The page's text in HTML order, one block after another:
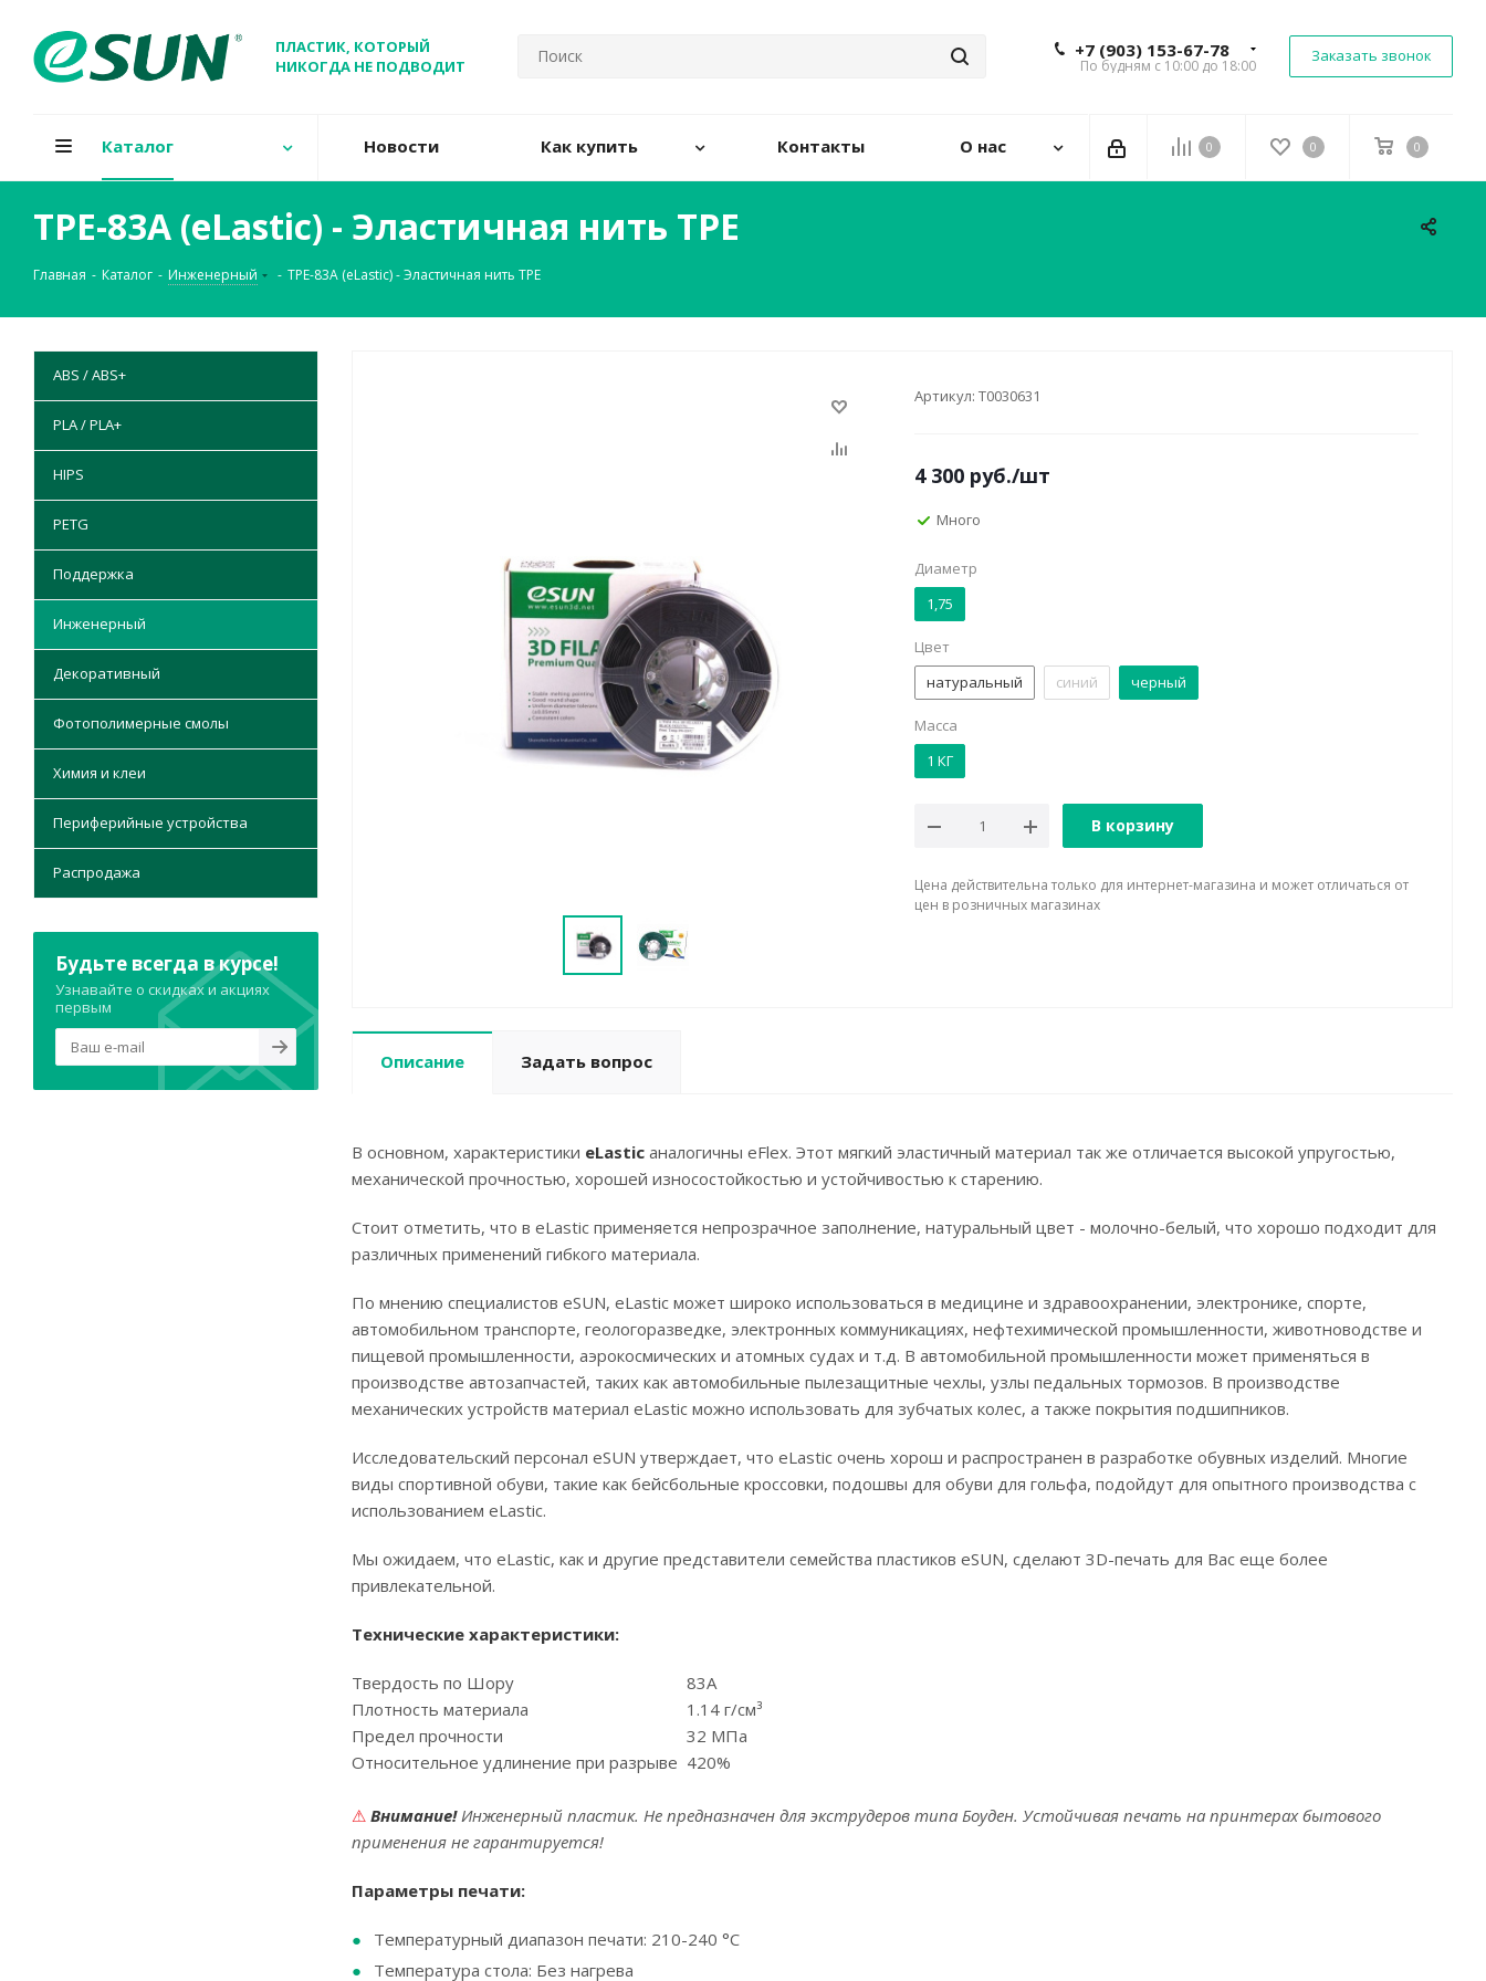
ПЛАСТИК, КОТОРЫЙ
НИКОГДА НЕ ПОДВОДИТ
+7 (903) 153-67-78
По будням с 10:00 до 18:00
Заказать звонок
0 0 0
Каталог Новости Как купить Контакты О нас
TPE-83A (eLastic) - Эластичная нить TPE
Главная - Каталог - Инженерный - TPE-83A (eLastic) - Эластичная нить TPE
Артикул: Т0030631
4 300 руб./шт
Много
Диаметр
1,75
Цвет
натуральный
синий черный
Масса
1 КГ
В корзину
Цена действительна только для интернет-магазина и может отличаться от
цен в розничных магазинах
Описание Задать вопрос
В основном, характеристики eLastic аналогичны eFlex. Этот мягкий эластичный материал так же отличается высокой упругостью,
механической прочностью, хорошей износостойкостью и устойчивостью к старению.
Стоит отметить, что в eLastic применяется непрозрачное заполнение, натуральный цвет - молочно-белый, что хорошо подходит для
различных применений гибкого материала.
По мнению специалистов eSUN, eLastic может широко использоваться в медицине и здравоохранении, электронике, спорте,
автомобильном транспорте, геологоразведке, электронных коммуникациях, нефтехимической промышленности, животноводстве и
пищевой промышленности, аэрокосмических и атомных судах и т.д. В автомобильной промышленности может применяться в
производстве автозапчастей, таких как автомобильные пылезащитные чехлы, узлы педальных тормозов. В производстве
механических устройств материал eLastic можно использовать для зубчатых колес, а также покрытия подшипников.
Исследовательский персонал eSUN утверждает, что eLastic очень хорош и распространен в разработке обувных изделий. Многие
виды спортивной обуви, такие как бейсбольные кроссовки, подошвы для обуви для гольфа, подойдут для опытного производства с
использованием eLastic.
Мы ожидаем, что eLastic, как и другие представители семейства пластиков eSUN, сделают 3D-печать для Вас еще более
привлекательной.
Технические характеристики:
Твердость по Шору
83А
Плотность материала
1.14 г/см³
Предел прочности
32 МПа
Относительное удлинение при разрыве 420%
⚠ Внимание! Инженерный пластик. Не предназначен для экструдеров типа Боуден. Устойчивая печать на принтерах бытового
применения не гарантируется!
Параметры печати:
Температурный диапазон печати: 210-240 °С
Температура стола: Без нагрева
ABS / ABS+
PLA / PLA+
HIPS
PETG
Поддержка
Инженерный
Декоративный
Фотополимерные смолы
Химия и клеи
Периферийные устройства
Распродажа
Будьте всегда в курсе!
Узнавайте о скидках и акциях
первым